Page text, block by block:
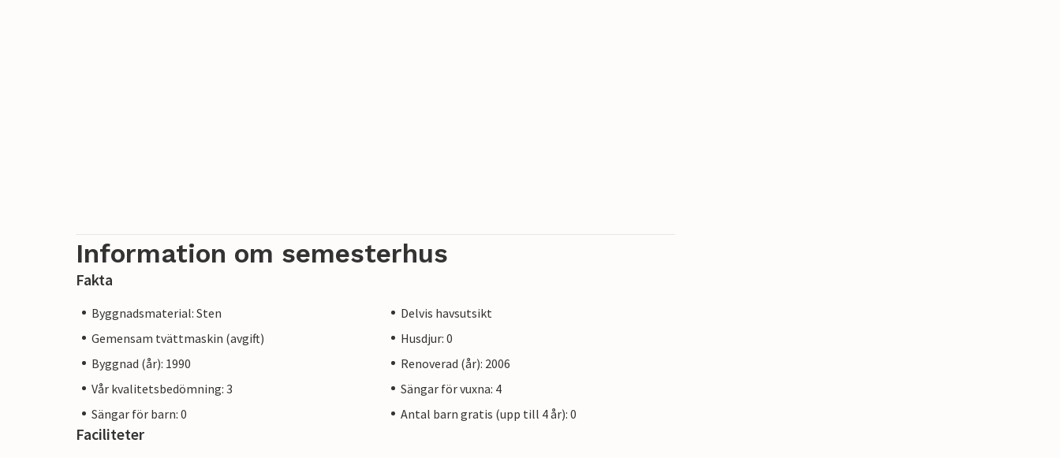
Information om semesterhus
Fakta
Byggnadsmaterial: Sten
Delvis havsutsikt
Gemensam tvättmaskin (avgift)
Husdjur: 0
Byggnad (år): 1990
Renoverad (år): 2006
Vår kvalitetsbedömning: 3
Sängar för vuxna: 4
Sängar för barn: 0
Antal barn gratis (upp till 4 år): 0
Faciliteter